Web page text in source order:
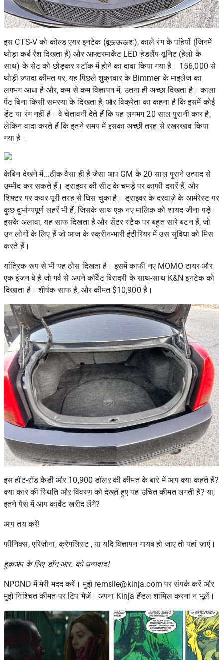
इस CTS-V को कोल्ड एयर इनटेक (वूऊऊऊश), काले रंग के पहियों (जिनमें
थोड़ा कर्ब रैश दिखता है) और आफ्टरमार्केट LED हेडलैंप यूनिट (हेलो के
साथ) के सेट को छोड़कर स्टॉक में होने का दावा किया गया है। 156,000 से
थोड़ी ज़्यादा कीमत पर, यह पिछले शुक्रवार के Bimmer के माइलेज का
लगभग आधा है और, कम से कम विज्ञापन में, उतना ही अच्छा दिखता है। काला
पेंट बिना किसी समस्या के दिखता है, और विक्रेता का कहना है कि इसमें कोई
डेंट या रंग नहीं है। वे चेतावनी देते हैं कि यह लगभग 20 साल पुरानी कार है,
लेकिन वादा करते हैं कि इतने समय में इसका अच्छी तरह से रखरखाव किया
गया है।
केबिन देखने में...ठीक वैसा ही है जैसा आप GM के 20 साल पुराने उत्पाद से
उम्मीद कर सकते हैं। ड्राइवर की सीट के चमड़े पर काफी दरारें हैं, और
शिफ्टर पर कवर पूरी तरह से घिस चुका है। ड्राइवर के दरवाज़े के आर्मरेस्ट पर
कुछ दुर्भाग्यपूर्ण लहरें भी हैं, जिसके साथ एक नए मालिक को शायद जीना पड़े।
इसके अलावा, यह साफ दिखता है और सेंटर स्टैक पर बहुत सारे बटन हैं, जो
उन लोगों के लिए हैं जो आज के स्क्रीन-भारी इंटीरियर में उस सुविधा को मिस
करते हैं।
यांत्रिक रूप से भी यह ठोस दिखता है। इसमें काफी नए MOMO टायर और
एक इंजन बे है जो गर्व से अपने कॉर्वेट बिरादरी के साथ-साथ K&N इनटेक को
दिखाता है। शीर्षक साफ है, और कीमत $10,900 है।
इस हॉट-रॉड कैडी और 10,900 डॉलर की कीमत के बारे में आप क्या कहते हैं?
क्या कार की स्थिति और विवरण को देखते हुए यह उचित कीमत लगती है? या,
इतने पैसे में आप कार्वेट खरीद लेंगे?
आप तय करें!
फीनिक्स, एरिज़ोना,क्रेगलिस्ट, या यदि विज्ञापन गायब हो जाए तोयहां जाएं।
हुकअप के लिए डॉन आर. को धन्यवाद!
NPOND में मेरी मदद करें। मुझे remslie@kinja.com पर संपर्क करें और
मुझे निश्चित कीमत पर टिप भेजें। अपना Kinja हैंडल शामिल करना न भूलें।